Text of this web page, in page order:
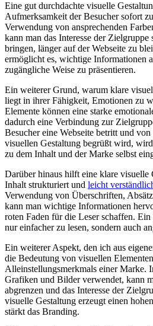
Eine⁢ gut durchdachte visuelle​
Aufmerksamkeit der Besucher sofort
Verwendung von ansprechenden
kann man ​das Interesse der Zielgruppe
bringen, länger ​auf der Webseite zu
ermöglicht es, wichtige⁢ Informationen
zugängliche ​Weise zu präsentieren.
Ein‍ weiterer Grund, warum klare
liegt in ihrer Fähigkeit,⁢ Emotionen zu
Elemente ‌können eine⁢ starke
dadurch ⁤eine Verbindung zur
Besucher eine Webseite betritt und
visuellen Gestaltung begrüßt wird,
zu dem Inhalt und der Marke selbst
Darüber hinaus hilft eine klare visuelle
Inhalt strukturiert und leicht
Verwendung​ von Überschriften,
⁤kann man⁢ wichtige Informationen
roten‍ Faden⁢ für ⁣die Leser schaffen.
nur einfacher ‍zu lesen, sondern auch
Ein weiterer ‌Aspekt,⁣ den ‍ich aus
die Bedeutung von visuellen
Alleinstellungsmerkmals ​einer Marke.
Grafiken und Bilder verwendet, kann
abgrenzen und ⁤das Interesse der⁤
visuelle‌ Gestaltung erzeugt einen
stärkt das Branding.